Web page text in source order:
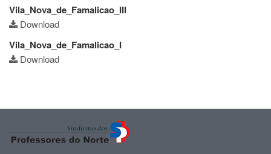
Vila_Nova_de_Famalicao_III
Download
Vila_Nova_de_Famalicao_I
Download